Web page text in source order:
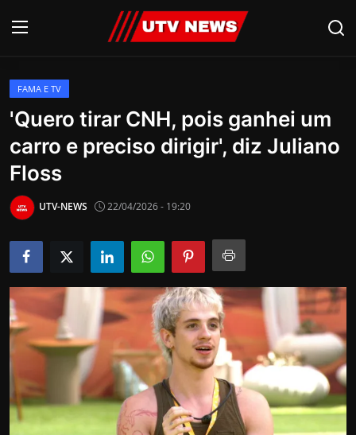
AO VIVO
PIRACICABA
CAMPINAS
LIMEIRA
ESPIRITO SANTO
Economia
Cultura
Internacional
APOIE
FAMA E TV
'Quero tirar CNH, pois ganhei um
carro e preciso dirigir', diz Juliano
Floss
UTV-NEWS 22/04/2026 - 19:20